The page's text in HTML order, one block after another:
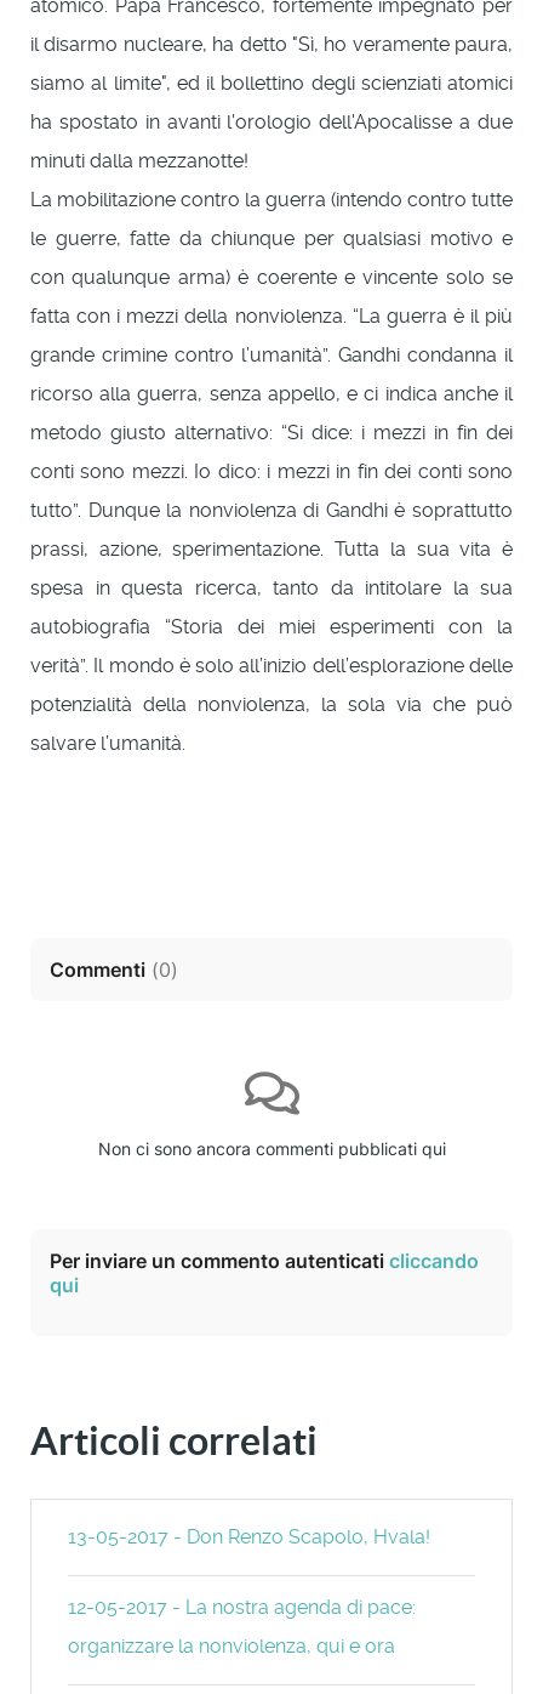
atomico. Papa Francesco, fortemente impegnato per
il disarmo nucleare, ha detto "Sì, ho veramente paura,
siamo al limite", ed il bollettino degli scienziati atomici
ha spostato in avanti l'orologio dell'Apocalisse a due
minuti dalla mezzanotte!
La mobilitazione contro la guerra (intendo contro tutte
le guerre, fatte da chiunque per qualsiasi motivo e
con qualunque arma) è coerente e vincente solo se
fatta con i mezzi della nonviolenza. “La guerra è il più
grande crimine contro l’umanità”. Gandhi condanna il
ricorso alla guerra, senza appello, e ci indica anche il
metodo giusto alternativo: “Si dice: i mezzi in fin dei
conti sono mezzi. Io dico: i mezzi in fin dei conti sono
tutto”. Dunque la nonviolenza di Gandhi è soprattutto
prassi, azione, sperimentazione. Tutta la sua vita è
spesa in questa ricerca, tanto da intitolare la sua
autobiografia “Storia dei miei esperimenti con la
verità”. Il mondo è solo all’inizio dell’esplorazione delle
potenzialità della nonviolenza, la sola via che può
salvare l’umanità.
Commenti (0)
Non ci sono ancora commenti pubblicati qui
Per inviare un commento autenticati cliccando
qui
Articoli correlati
13-05-2017 - Don Renzo Scapolo, Hvala!
12-05-2017 - La nostra agenda di pace:
organizzare la nonviolenza, qui e ora